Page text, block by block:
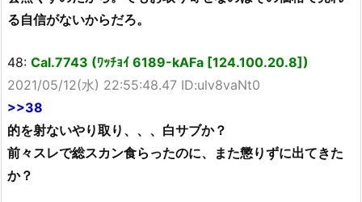
る自信がないからだろ。
48: Cal.7743 (ﾜｯﾁｮｲ 6189-kAFa [124.100.20.8])
2021/05/12(水) 22:55:48.47 ID:ulv8vaNt0
>>38
的を射ないやり取り、、、白サブか？
前々スレで総スカン食らったのに、また懲りずに出てきた
か？